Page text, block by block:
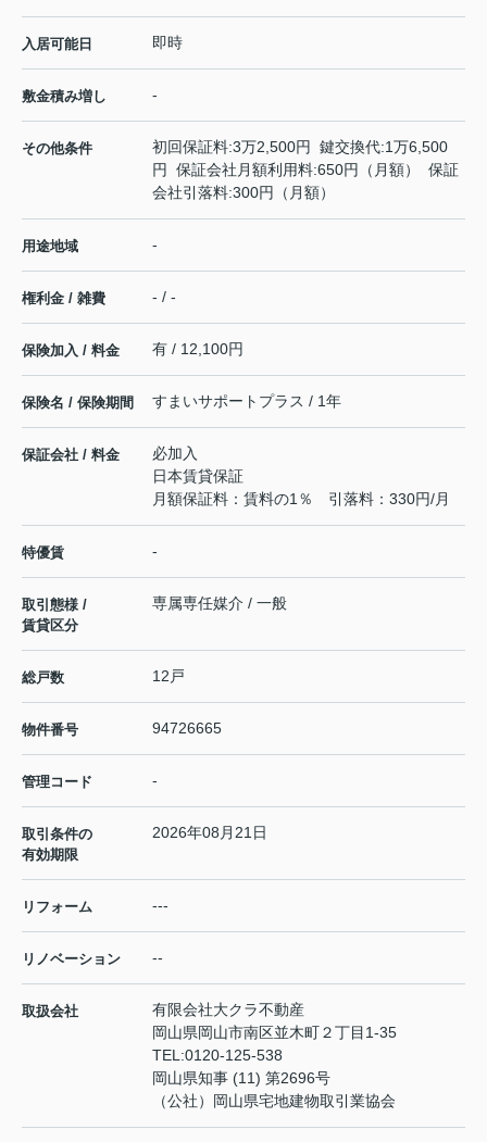
入居可能日 即時
敷金積み増し -
その他条件
初回保証料:3万2,500円 鍵交換代:1万6,500
円 保証会社月額利用料:650円（月額） 保証
会社引落料:300円（月額）
用途地域 -
権利金 / 雑費 - / -
保険加入 / 料金 有 / 12,100円
保険名 / 保険期間 すまいサポートプラス / 1年
保証会社 / 料金
必加入
日本賃貸保証
月額保証料：賃料の1％ 引落料：330円/月
特優賃 -
取引態様 /
賃貸区分
専属専任媒介 / 一般
総戸数 12戸
物件番号 94726665
管理コード -
取引条件の
有効期限
2026年08月21日
リフォーム ---
リノベーション --
取扱会社
有限会社大クラ不動産
岡山県岡山市南区並木町２丁目1-35
TEL:0120-125-538
岡山県知事 (11) 第2696号
（公社）岡山県宅地建物取引業協会